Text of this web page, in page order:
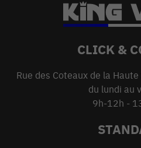
CLICK &
Rue des Coteaux de la
du lundi au
9h-12h -